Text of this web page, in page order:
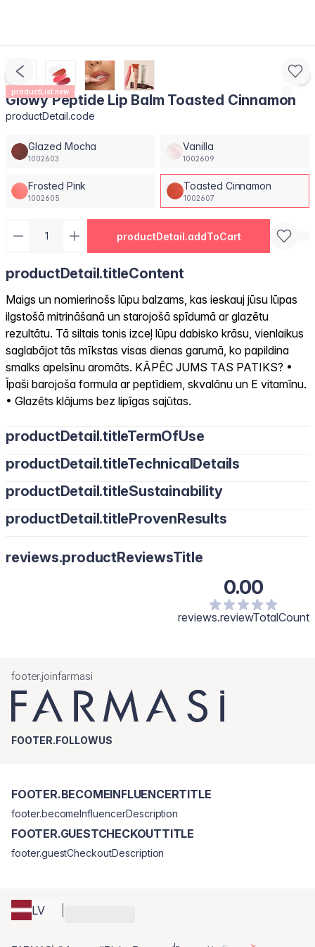
productList.new
Glowy Peptide Lip Balm Toasted Cinnamon
productDetail.code
Glazed Mocha
1002603
Vanilla
1002609
Frosted Pink
1002605
Toasted Cinnamon
1002607
productDetail.addToCart
productDetail.titleContent
Maigs un nomierinošs lūpu balzams, kas ieskauj jūsu lūpas
ilgstošā mitrināšanā un starojošā spīdumā ar glazētu
rezultātu. Tā siltais tonis izceļ lūpu dabisko krāsu, vienlaikus
saglabājot tās mīkstas visas dienas garumā, ko papildina
smalks apelsīnu aromāts. KĀPĒC JUMS TAS PATIKS? •
Īpaši barojoša formula ar peptīdiem, skvalānu un E vitamīnu.
• Glazēts klājums bez lipīgas sajūtas.
productDetail.titleTermOfUse
productDetail.titleTechnicalDetails
productDetail.titleSustainability
productDetail.titleProvenResults
reviews.productReviewsTitle
0.00
reviews.reviewTotalCount
footer.joinfarmasi
FOOTER.FOLLOWUS
LV
FOOTER.BECOMEINFLUENCERTITLE
footer.becomeInfluencerDescription
FOOTER.GUESTCHECKOUTTITLE
footer.guestCheckoutDescription